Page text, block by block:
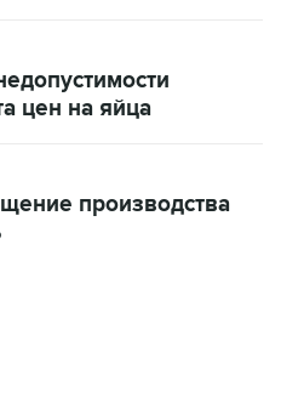
цен на яйца
производства